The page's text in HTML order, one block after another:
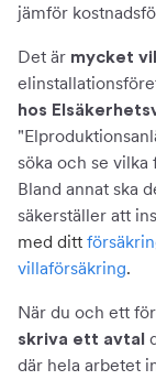
jämför
Det är mycket
hos
söka och se
Bland annat ska
säkerställer att
med ditt
villaförsäkring.
När du och ett
skriva ett avtal
där hela arbetet